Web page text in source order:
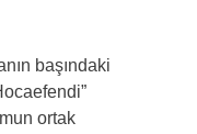
başındaki
ortak